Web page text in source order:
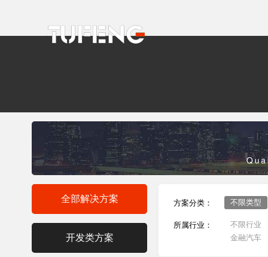
全部解决方案
开发类方案
方案分类： 不限类型
所属行业：
不限行业
金融汽车